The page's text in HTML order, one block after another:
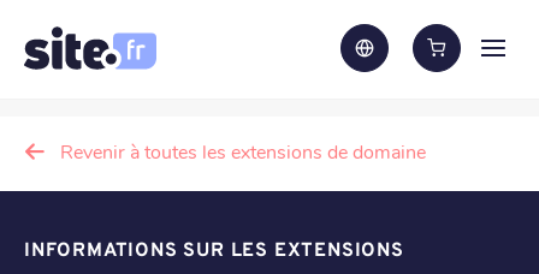
Revenir à toutes les extensions de domaine
INFORMATIONS SUR LES EXTENSIONS